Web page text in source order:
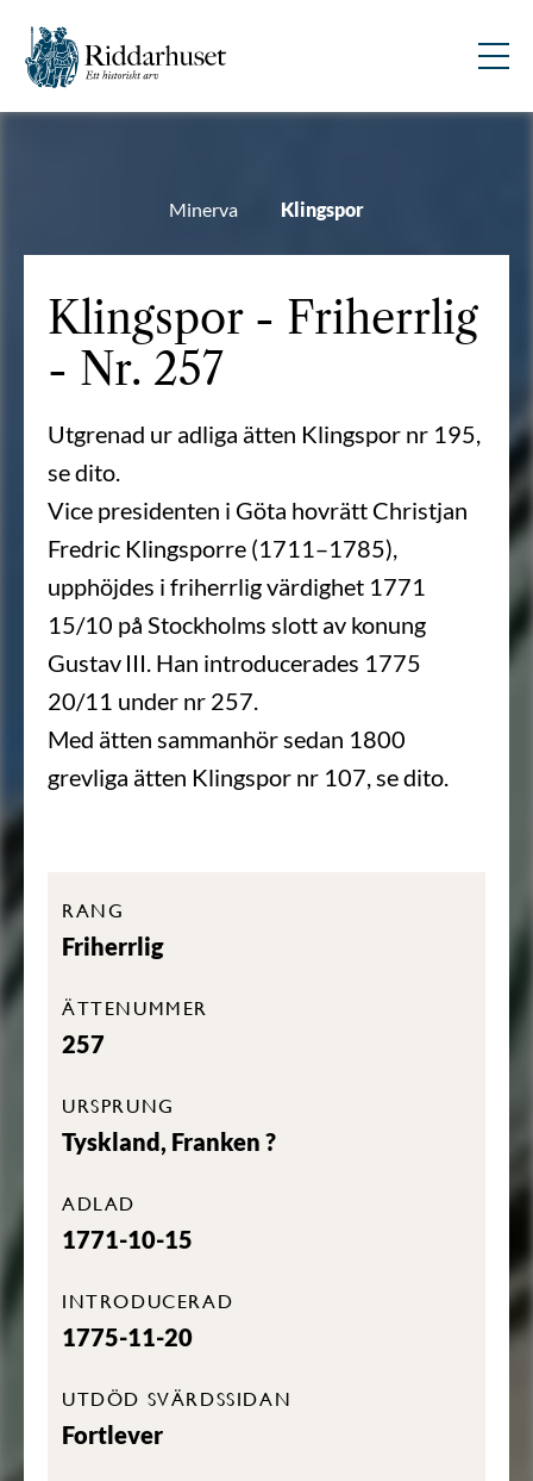
Minerva Klingspor
Klingspor - Friherrlig
- Nr. 257
Utgrenad ur adliga ätten Klingspor nr 195,
se dito.
Vice presidenten i Göta hovrätt Christjan
Fredric Klingsporre (1711–1785),
upphöjdes i friherrlig värdighet 1771
15/10 på Stockholms slott av konung
Gustav III. Han introducerades 1775
20/11 under nr 257.
Med ätten sammanhör sedan 1800
grevliga ätten Klingspor nr 107, se dito.
RANG
Friherrlig
ÄTTENUMMER
257
URSPRUNG
Tyskland, Franken ?
ADLAD
1771-10-15
INTRODUCERAD
1775-11-20
UTDÖD SVÄRDSSIDAN
Fortlever